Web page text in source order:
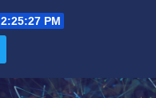
2:25:27 PM